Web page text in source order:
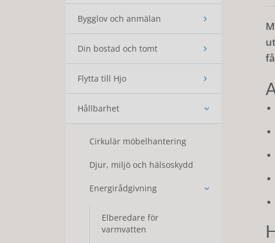
Bygglov och anmälan
Din bostad och tomt
Flytta till Hjo
Hållbarhet
Cirkulär möbelhantering
Djur, miljö och hälsoskydd
Energirådgivning
Elberedare för
varmvatten